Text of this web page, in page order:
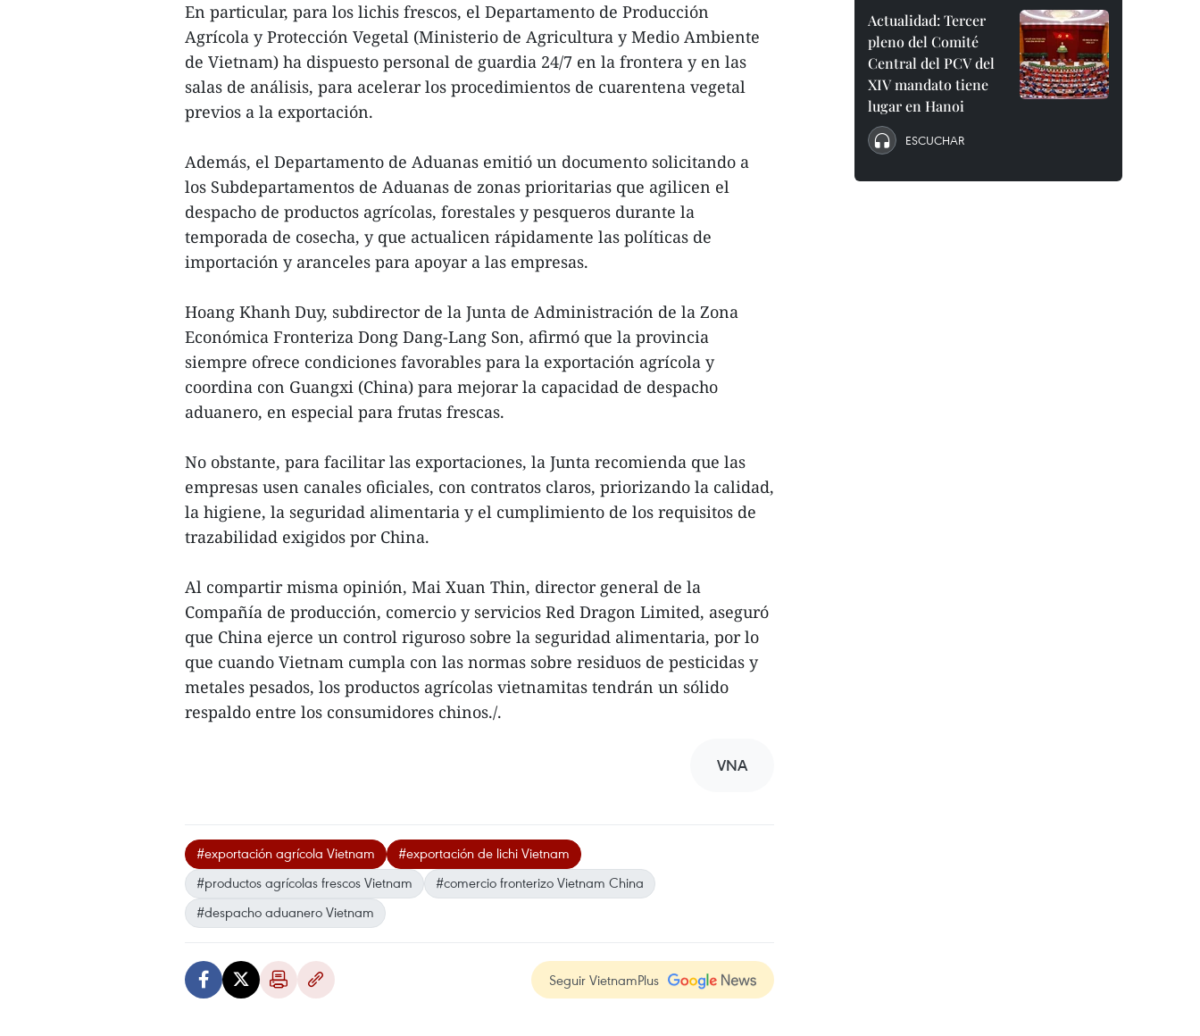
En particular, para los lichis frescos, el Departamento de Producción
Agrícola y Protección Vegetal (Ministerio de Agricultura y Medio Ambiente
de Vietnam) ha dispuesto personal de guardia 24/7 en la frontera y en las
salas de análisis, para acelerar los procedimientos de cuarentena vegetal
previos a la exportación.
Además, el Departamento de Aduanas emitió un documento solicitando a
los Subdepartamentos de Aduanas de zonas prioritarias que agilicen el
despacho de productos agrícolas, forestales y pesqueros durante la
temporada de cosecha, y que actualicen rápidamente las políticas de
importación y aranceles para apoyar a las empresas.
Hoang Khanh Duy, subdirector de la Junta de Administración de la Zona
Económica Fronteriza Dong Dang-Lang Son, afirmó que la provincia
siempre ofrece condiciones favorables para la exportación agrícola y
coordina con Guangxi (China) para mejorar la capacidad de despacho
aduanero, en especial para frutas frescas.
No obstante, para facilitar las exportaciones, la Junta recomienda que las
empresas usen canales oficiales, con contratos claros, priorizando la calidad,
la higiene, la seguridad alimentaria y el cumplimiento de los requisitos de
trazabilidad exigidos por China.
Al compartir misma opinión, Mai Xuan Thin, director general de la
Compañía de producción, comercio y servicios Red Dragon Limited, aseguró
que China ejerce un control riguroso sobre la seguridad alimentaria, por lo
que cuando Vietnam cumpla con las normas sobre residuos de pesticidas y
metales pesados, los productos agrícolas vietnamitas tendrán un sólido
respaldo entre los consumidores chinos./.
VNA
#exportación agrícola Vietnam
#exportación de lichi Vietnam
#productos agrícolas frescos Vietnam
#comercio fronterizo Vietnam China
#despacho aduanero Vietnam
Seguir VietnamPlus
Actualidad: Tercer
pleno del Comité
Central del PCV del
XIV mandato tiene
lugar en Hanoi
ESCUCHAR